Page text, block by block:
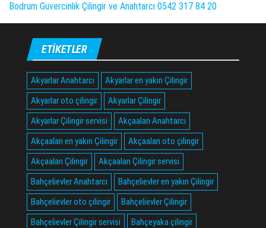
Bodrum Güvercinlik Çilingir ve Anahtarcı 0542 317 84 20
ETIKETLER
Akyarlar Anahtarcı
Akyarlar en yakın Çilingir
Akyarlar oto çilingir
Akyarlar Çilingir
Akyarlar Çilingir servisi
Akçaalan Anahtarcı
Akçaalan en yakın Çilingir
Akçaalan oto çilingir
Akçaalan Çilingir
Akçaalan Çilingir servisi
Bahçelievler Anahtarcı
Bahçelievler en yakın Çilingir
Bahçelievler oto çilingir
Bahçelievler Çilingir
Bahçelievler Çilingir servisi
Bahçeyaka çilingir